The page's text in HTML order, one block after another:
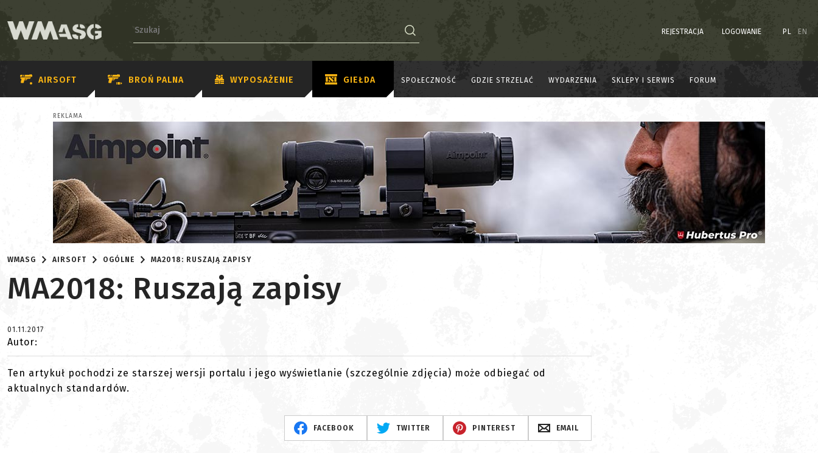
REJESTRACJA LOGOWANIE PL EN
AIRSOFT BROŃ PALNA WYPOSAŻENIE GIEŁDA SPOŁECZNOŚĆ GDZIE STRZELAĆ WYDARZENIA SKLEPY I SERWIS FORUM
REKLAMA
WMASG AIRSOFT OGÓLNE MA2018: RUSZAJĄ ZAPISY
MA2018: Ruszają zapisy
01.11.2017
Autor:
Ten artykuł pochodzi ze starszej wersji portalu i jego wyświetlanie (szczególnie zdjęcia) może odbiegać od
aktualnych standardów.
FACEBOOK TWITTER PINTEREST EMAIL